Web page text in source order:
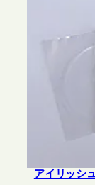
アイリッシ